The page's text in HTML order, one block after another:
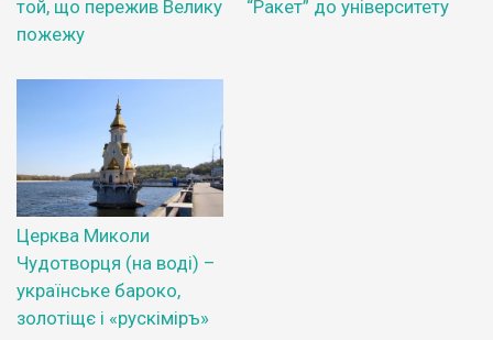
той, що пережив Велику
пожежу
“Ракет” до університету
Церква Миколи
Чудотворця (на воді) –
українське бароко,
золотіщє і «рускіміръ»